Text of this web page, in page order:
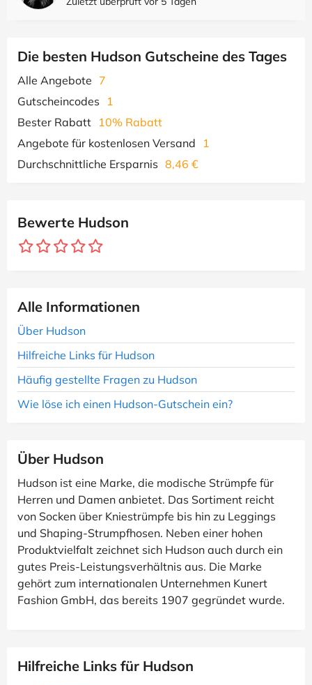
Die besten Hudson Gutscheine des Tages
Alle Angebote 7
Gutscheincodes
1
Bester Rabatt 10% Rabatt
Angebote für kostenlosen Versand
1
Durchschnittliche Ersparnis 8,46 €
Bewerte Hudson
Alle Informationen
Über Hudson
Hilfreiche Links für Hudson
Häufig gestellte Fragen zu Hudson
Wie löse ich einen Hudson-Gutschein ein?
Über Hudson
Hudson ist eine Marke, die modische Strümpfe für
Herren und Damen anbietet. Das Sortiment reicht
von Socken über Kniestrümpfe bis hin zu Leggings
und Shaping-Strumpfhosen. Neben einer hohen
Produktvielfalt zeichnet sich Hudson auch durch ein
gutes Preis-Leistungsverhältnis aus. Die Marke
gehört zum internationalen Unternehmen Kunert
Fashion GmbH, das bereits 1907 gegründet wurde.
Hilfreiche Links für Hudson